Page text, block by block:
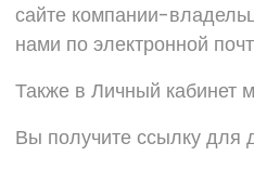
сайте компании-
нами по электронной
Также в Личный кабинет
Вы получите ссылку для